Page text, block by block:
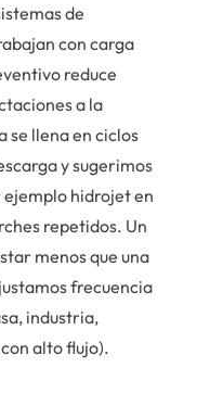
de
con carga
reduce
a la
se llena en ciclos
y sugerimos
hidrojet en
repetidos. Un
menos que una
frecuencia
industria,
alto flujo).